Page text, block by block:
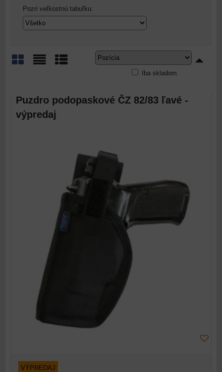
Pozri veľkostnú tabuľku:
Iba skladom
Puzdro podopaskové ČZ 82/83 ľavé -
výpredaj
VÝPREDAJ